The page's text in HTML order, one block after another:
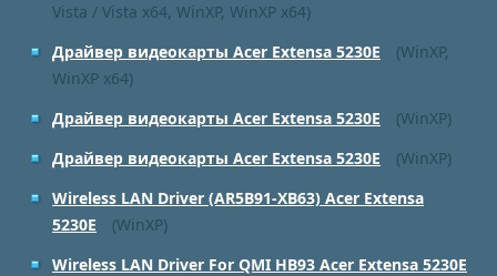
Vista / Vista x64, WinXP, WinXP x64)
Драйвер видеокарты Acer Extensa 5230E
(WinXP,
WinXP x64)
Драйвер видеокарты Acer Extensa 5230E
(WinXP)
Драйвер видеокарты Acer Extensa 5230E
(WinXP)
Wireless LAN Driver (AR5B91-XB63) Acer Extensa
5230E
(WinXP)
Wireless LAN Driver For QMI HB93 Acer Extensa 5230E